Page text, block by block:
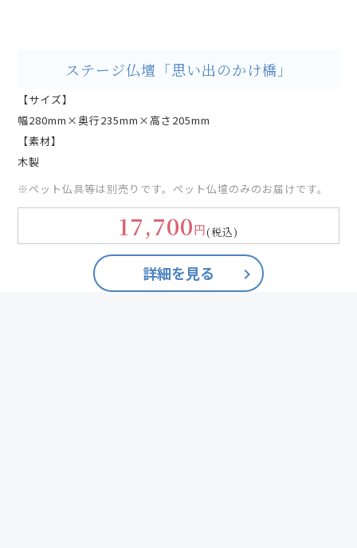
ステージ仏壇「思い出のかけ橋」
【サイズ】
幅280mm×奥行235mm×高さ205mm
【素材】
木製
※ペット仏具等は別売りです。ペット仏壇のみのお届けです。
17,700円(税込)
詳細を見る keyboard_arrow_right